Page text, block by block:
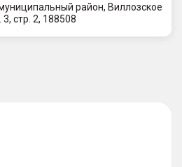
район, Виллозское
стр. 2, 188508